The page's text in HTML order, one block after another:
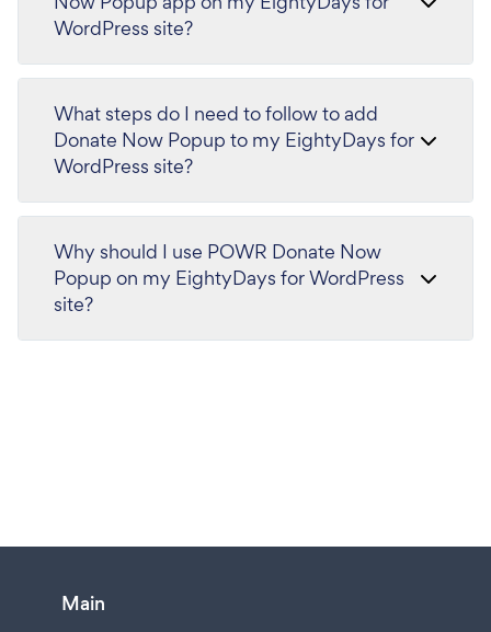
WordPress site?
What steps do I need to follow to add
Donate Now Popup to my EightyDays for
WordPress site?
Why should I use POWR Donate Now
Popup on my EightyDays for WordPress
site?
Main